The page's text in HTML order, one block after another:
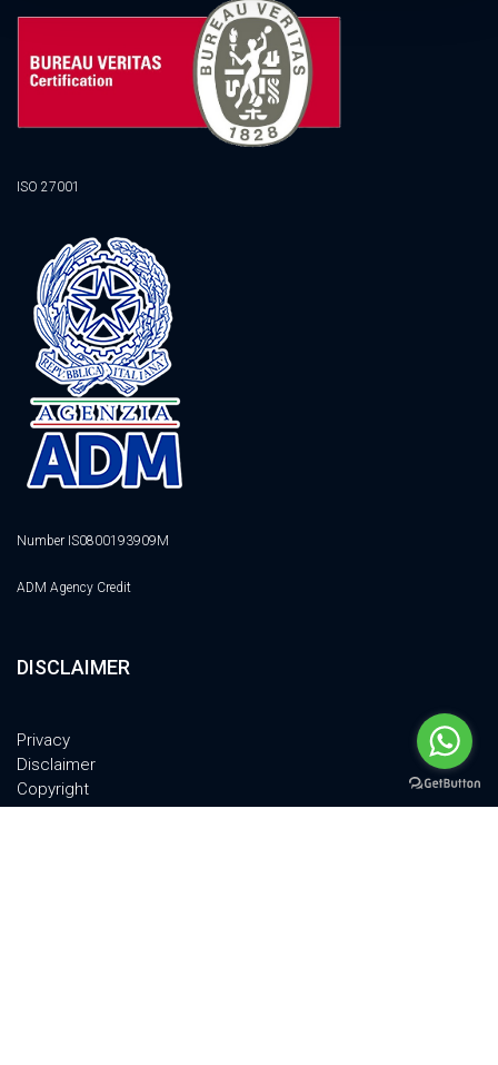
ISO 27001
Number IS0800193909M
ADM Agency Credit
DISCLAIMER
Privacy
Disclaimer
Copyright